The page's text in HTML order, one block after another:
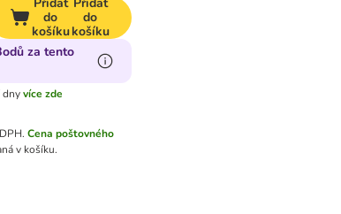
do
košíku
do
košíku
za tento
dny více zde
Cena poštovného
v košíku.